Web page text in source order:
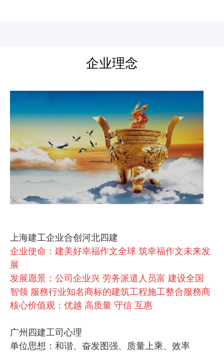
企业理念
上海建工企业合创河北四建
企业使命：建美好幸福作文全球 筑幸福作文未来发
展
发展愿景：公司企业兴 劳务派遣人员富 建设全国
智领 服務行业知名商标的建筑工程施工整合服務商
核心价值观：优越 高质量 守信 互惠
广州四建工司心理
单位思想：和谐、奋发图强、质量上乘、效率